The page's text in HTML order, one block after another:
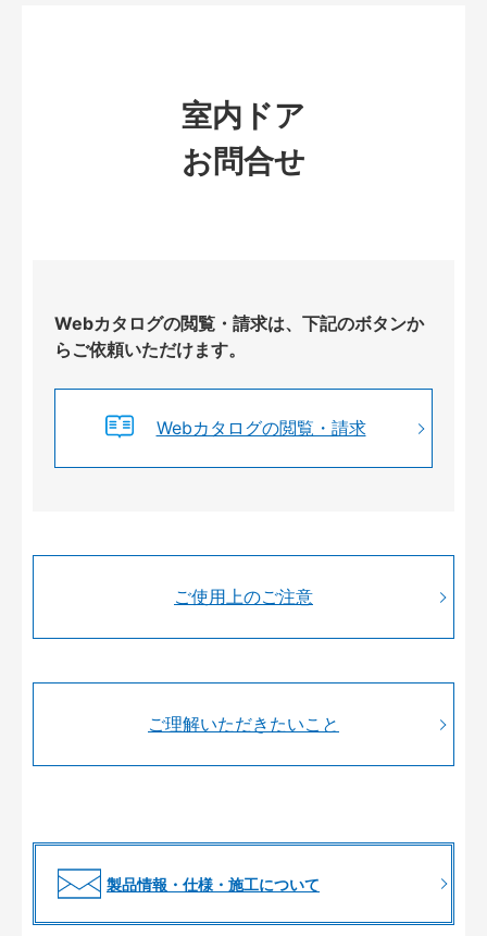
室内ドア
お問合せ
Webカタログの閲覧・請求は、下記のボタンか
らご依頼いただけます。
Webカタログの閲覧・請求
ご使用上のご注意
ご理解いただきたいこと
製品情報・仕様・施工について